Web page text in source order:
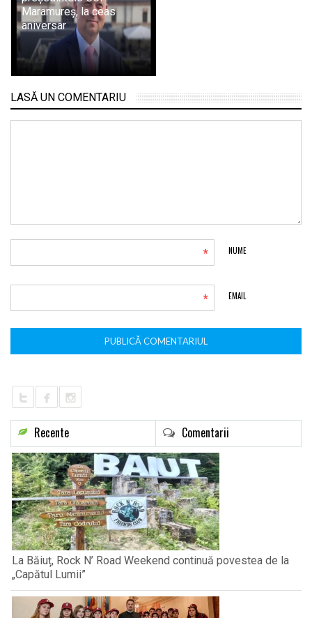
Maramureș, la ceas
aniversar
LASĂ UN COMENTARIU
NUME
*
EMAIL
*
Recente Comentarii
La Băiuț, Rock N’ Road Weekend continuă povestea de la
„Capătul Lumii”